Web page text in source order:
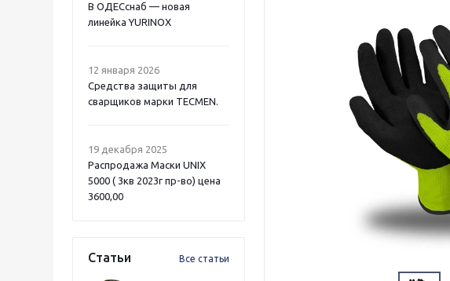
В ОДЕСснаб — новая
линейка YURINOX
12 января 2026
Средства защиты для
сварщиков марки TECMEN.
19 декабря 2025
Распродажа Маски UNIX
5000 ( 3кв 2023г пр-во) цена
3600,00
Статьи Все статьи